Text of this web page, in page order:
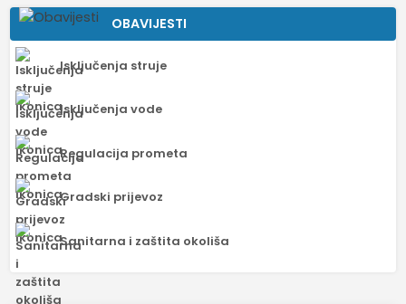
OBAVIJESTI
Isključenja struje
Isključenja vode
Regulacija prometa
Gradski prijevoz
Sanitarna i zaštita okoliša